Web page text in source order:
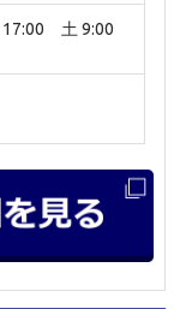
17:00 土 9:00